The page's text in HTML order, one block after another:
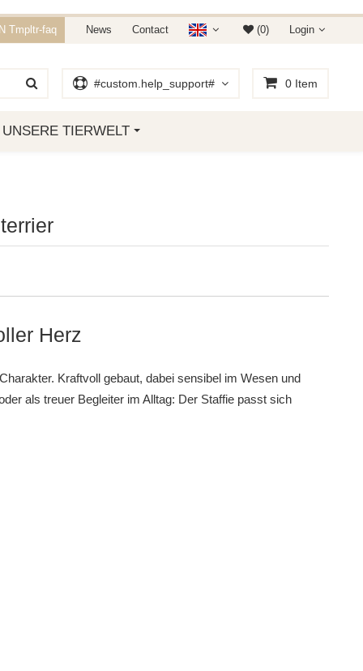
15% RABATT.
JANUAR 2019
Tmpltr-faq News Contact (0) Login
#custom.help_support# 0Item
UNSERE TIERWELT
Herz
Kraftvoll gebaut, dabei sensibel im Wesen und
als treuer Begleiter im Alltag: Der Staffie passt sich